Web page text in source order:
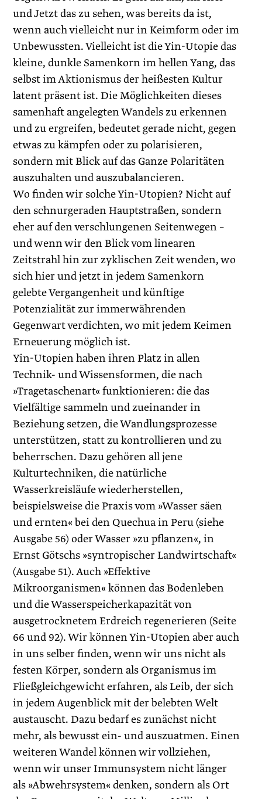
und Jetzt das zu sehen, was bereits da ist,
wenn auch vielleicht nur in Keimform oder im
Unbewussten. Vielleicht ist die Yin-Utopie das
kleine, dunkle Samenkorn im hellen Yang, das
selbst im Aktionismus der heißesten Kultur
latent präsent ist. Die Möglichkeiten dieses
samenhaft angelegten Wandels zu erkennen
und zu ergreifen, bedeutet gerade nicht, gegen
etwas zu kämpfen oder zu polarisieren,
sondern mit Blick auf das Ganze Polaritäten
auszuhalten und auszubalancieren.
Wo finden wir solche Yin-Utopien? Nicht auf
den schnurgeraden Hauptstraßen, sondern
eher auf den verschlungenen Seitenwegen –
und wenn wir den Blick vom linearen
Zeitstrahl hin zur zyklischen Zeit wenden, wo
sich hier und jetzt in jedem Samenkorn
gelebte Vergangenheit und künftige
Potenzialität zur immerwährenden
Gegenwart verdichten, wo mit jedem Keimen
Erneuerung möglich ist.
Yin-Utopien haben ihren Platz in allen
Technik- und Wissensformen, die nach
»Tragetaschenart« funktionieren: die das
Vielfältige sammeln und zueinander in
Beziehung setzen, die Wandlungsprozesse
unterstützen, statt zu kontrollieren und zu
beherrschen. Dazu gehören all jene
Kulturtechniken, die natürliche
Wasserkreisläufe wiederherstellen,
beispielsweise die Praxis vom »Wasser säen
und ernten« bei den Quechua in Peru (siehe
Ausgabe 56) oder Wasser »zu pflanzen«, in
Ernst Götschs »syntropischer Landwirtschaft«
(Ausgabe 51). Auch »Effektive
Mikroorganismen« können das Bodenleben
und die Wasserspeicherkapazität von
ausgetrocknetem Erdreich regenerieren (Seite
66 und 92). Wir können Yin-Utopien aber auch
in uns selber finden, wenn wir uns nicht als
festen Körper, sondern als Organismus im
Fließgleichgewicht erfahren, als Leib, der sich
in jedem Augenblick mit der belebten Welt
austauscht. Dazu bedarf es zunächst nicht
mehr, als bewusst ein- und auszuatmen. Einen
weiteren Wandel können wir vollziehen,
wenn wir unser Immunsystem nicht länger
als »Abwehrsystem« denken, sondern als Ort